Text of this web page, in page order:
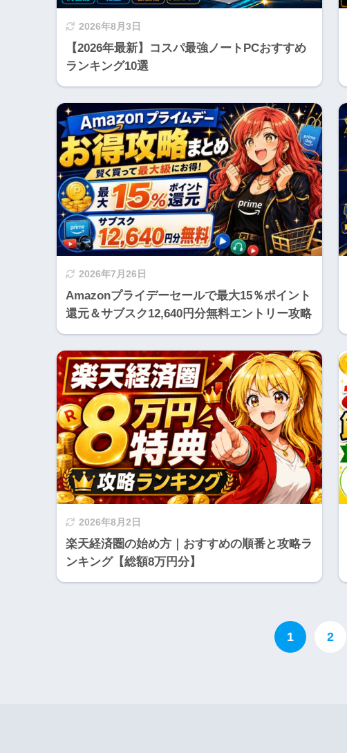
2026年8月3日
【2026年最新】コスパ最強ノートPCおすすめ
ランキング10選
2026年7月26日
Amazonプライデーセールで最大15％ポイント
還元＆サブスク12,640円分無料エントリー攻略
2026年8月2日
楽天経済圏の始め方｜おすすめの順番と攻略ラ
ンキング【総額8万円分】
1 2